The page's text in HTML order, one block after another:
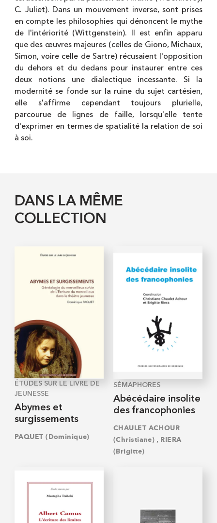
C. Juliet). Dans un mouvement inverse, sont prises
en compte les philosophies qui dénoncent le mythe
de l'intériorité (Wittgenstein). Il est enfin apparu
que des œuvres majeures (celles de Giono, Michaux,
Simon, voire celle de Sartre) récusaient l'opposition
du dehors et du dedans pour instaurer entre ces
deux notions une dialectique incessante. Si la
modernité se fonde sur la ruine du sujet cartésien,
elle s'affirme cependant toujours plurielle,
parcourue de lignes de faille, lorsqu'elle tente
d'exprimer en termes de spatialité la relation de soi
à soi.
DANS LA MÊME
COLLECTION
ÉTUDES SUR LE LIVRE DE
JEUNESSE
Abymes et
surgissements
PAQUET (Dominique)
SÉMAPHORES
Abécédaire insolite
des francophonies
CHAULET ACHOUR
(Christiane) , RIERA
(Brigitte)